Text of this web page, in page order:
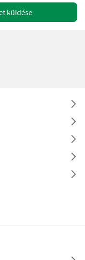
küldése